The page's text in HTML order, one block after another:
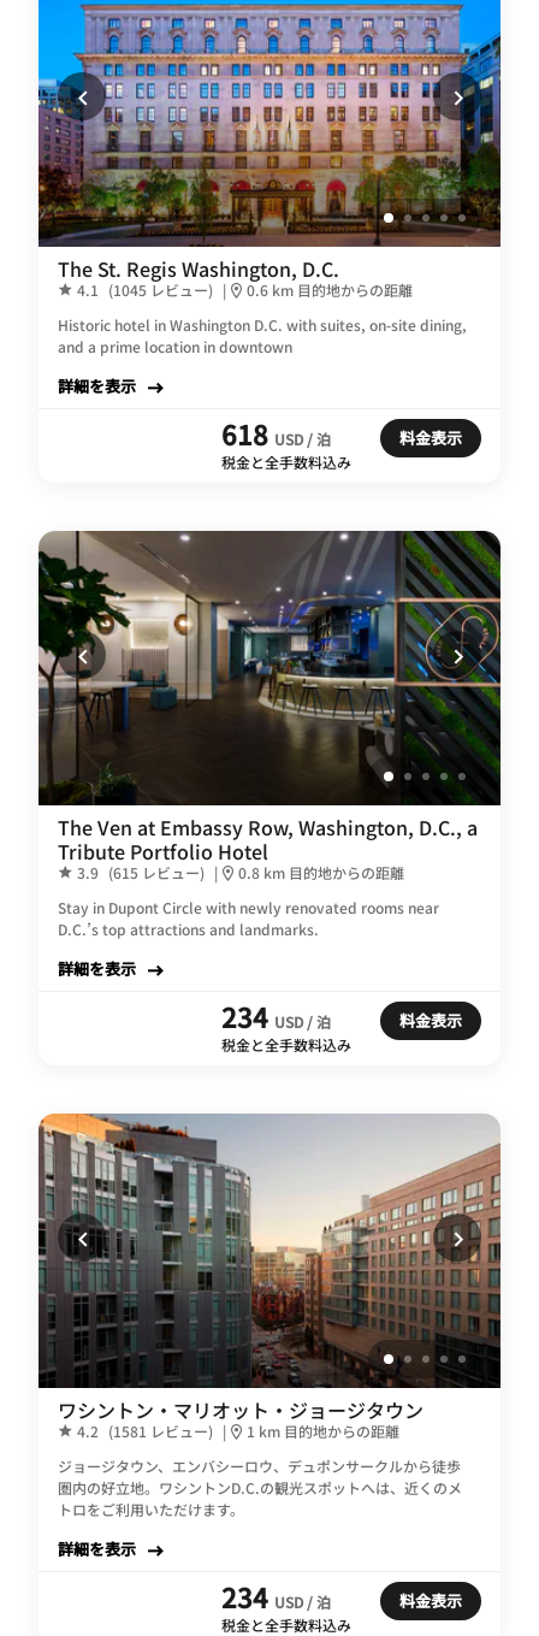
The St. Regis Washington, D.C.
4.1 (1045 レビュー) |
0.6 km 目的地からの距離
Historic hotel in Washington D.C. with suites, on-site dining,
and a prime location in downtown
詳細を表示
618 USD / 泊
税金と全手数料込み
料金表示
The Ven at Embassy Row, Washington, D.C., a
Tribute Portfolio Hotel
3.9 (615 レビュー) |
0.8 km 目的地からの距離
Stay in Dupont Circle with newly renovated rooms near
D.C.’s top attractions and landmarks.
詳細を表示
234 USD / 泊
税金と全手数料込み
料金表示
ワシントン・マリオット・ジョージタウン
4.2 (1581 レビュー) |
1 km 目的地からの距離
ジョージタウン、エンバシーロウ、デュポンサークルから徒歩
圏内の好立地。ワシントンD.C.の観光スポットへは、近くのメ
トロをご利用いただけます。
詳細を表示
234 USD / 泊
税金と全手数料込み
料金表示